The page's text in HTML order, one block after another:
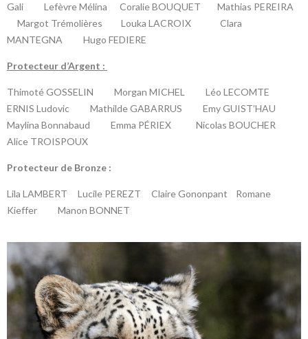
Gali Lefèvre Mélina Coralie BOUQUET Mathias PEREIRA
Margot Trémolières Louka LACROIX Clara
MANTEGNA Hugo FEDIERE
Protecteur d’Argent :
Thimoté GOSSELIN Morgan MICHEL Léo LECOMTE
ERNIS Ludovic Mathilde GABARRUS Emy GUIST’HAU
Maylina Bonnabaud Emma PÉRIEX Nicolas BOUCHER
Alice TROISPOUX
Protecteur de Bronze :
Lila LAMBERT Lucile PEREZT Claire Gononpant Romane
Kieffer Manon BONNET